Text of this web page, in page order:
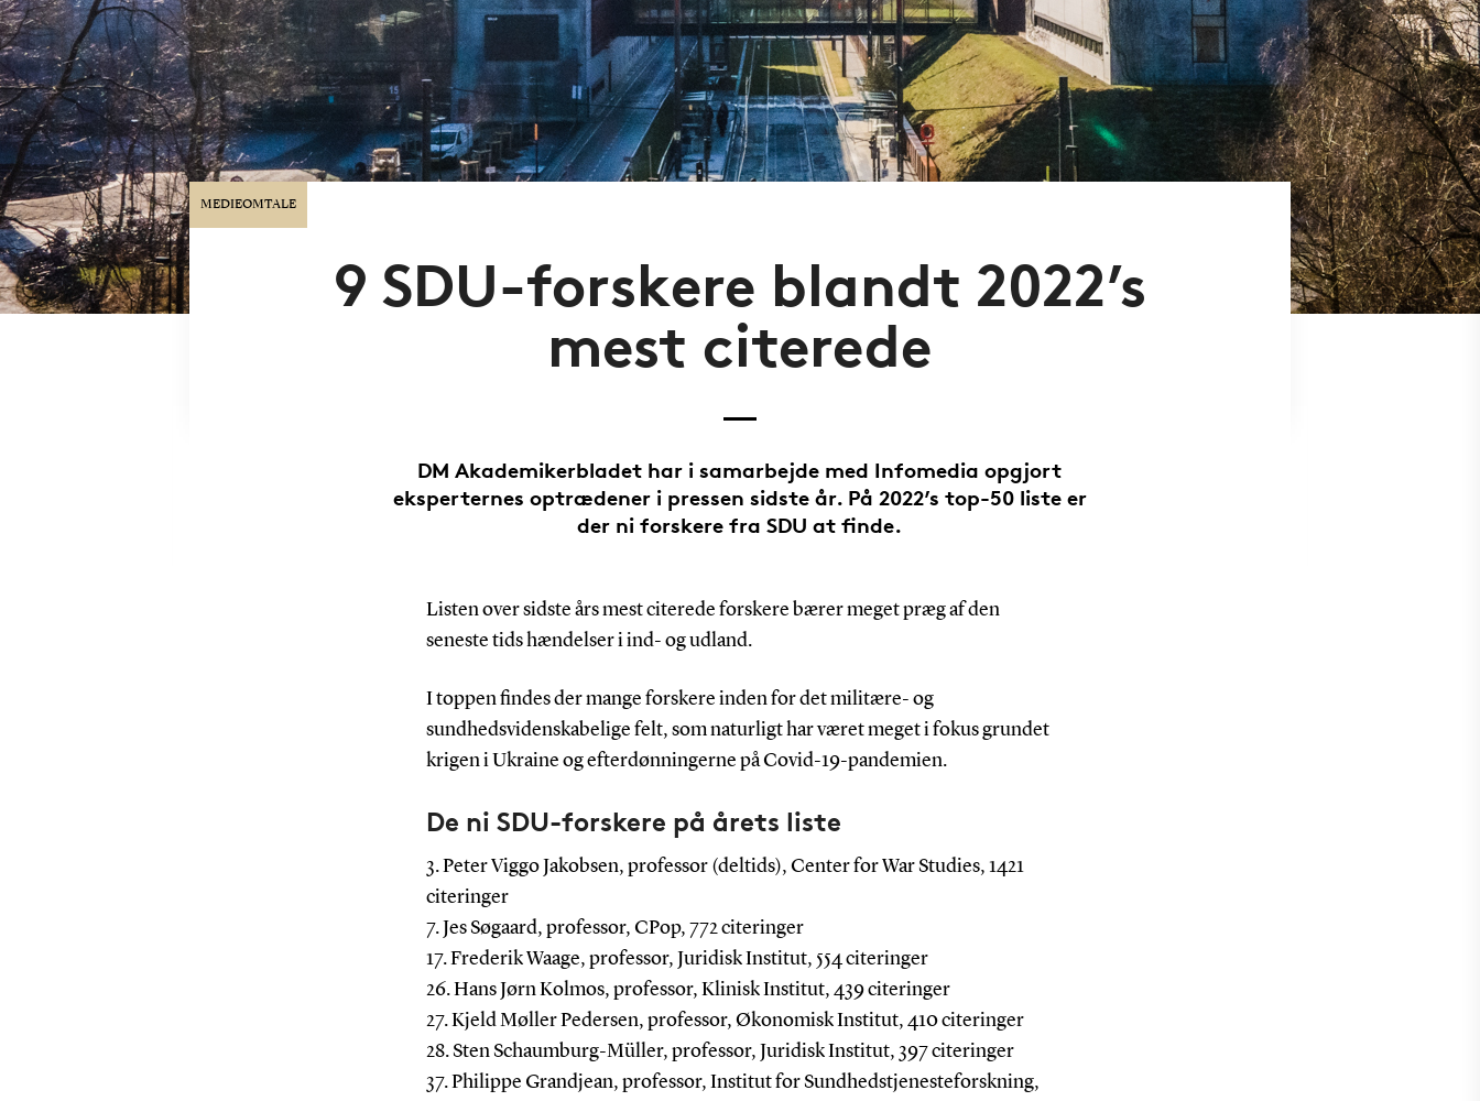
MEDIEOMTALE
9 SDU-forskere blandt 2022’s
mest citerede
DM Akademikerbladet har i samarbejde med Infomedia opgjort
eksperternes optrædener i pressen sidste år. På 2022’s top-50 liste er
der ni forskere fra SDU at finde.
Listen over sidste års mest citerede forskere bærer meget præg af den
seneste tids hændelser i ind- og udland.
I toppen findes der mange forskere inden for det militære- og
sundhedsvidenskabelige felt, som naturligt har været meget i fokus grundet
krigen i Ukraine og efterdønningerne på Covid-19-pandemien.
De ni SDU-forskere på årets liste
3. Peter Viggo Jakobsen, professor (deltids), Center for War Studies, 1421
citeringer
7. Jes Søgaard, professor, CPop, 772 citeringer
17. Frederik Waage, professor, Juridisk Institut, 554 citeringer
26. Hans Jørn Kolmos, professor, Klinisk Institut, 439 citeringer
27. Kjeld Møller Pedersen, professor, Økonomisk Institut, 410 citeringer
28. Sten Schaumburg-Müller, professor, Juridisk Institut, 397 citeringer
37. Philippe Grandjean, professor, Institut for Sundhedstjenesteforskning,